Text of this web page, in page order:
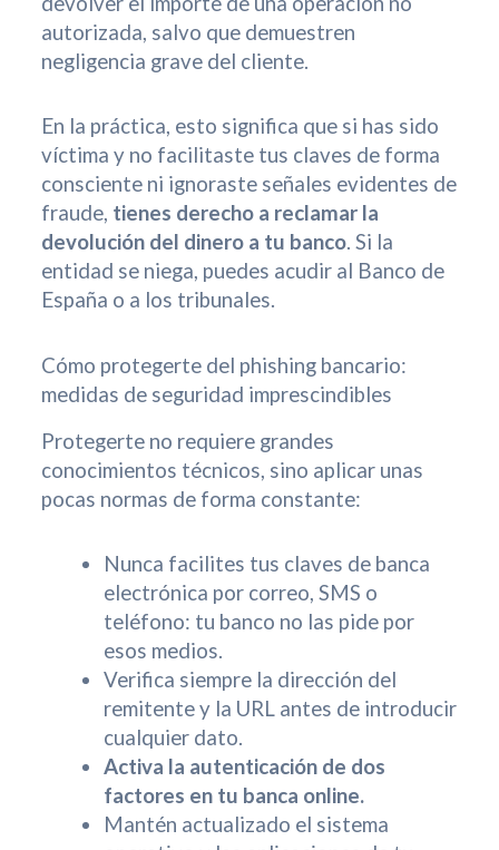
autorizada, salvo que demuestren
negligencia grave del cliente.
En la práctica, esto significa que si has sido
víctima y no facilitaste tus claves de forma
consciente ni ignoraste señales evidentes de
fraude, tienes derecho a reclamar la
devolución del dinero a tu banco. Si la
entidad se niega, puedes acudir al Banco de
España o a los tribunales.
Cómo protegerte del phishing bancario:
medidas de seguridad imprescindibles
Protegerte no requiere grandes
conocimientos técnicos, sino aplicar unas
pocas normas de forma constante:
Nunca facilites tus claves de banca
electrónica por correo, SMS o
teléfono: tu banco no las pide por
esos medios.
Verifica siempre la dirección del
remitente y la URL antes de introducir
cualquier dato.
Activa la autenticación de dos
factores en tu banca online.
Mantén actualizado el sistema